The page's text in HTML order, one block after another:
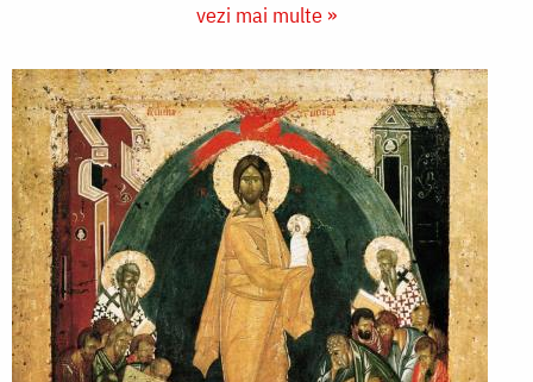
vezi mai multe »